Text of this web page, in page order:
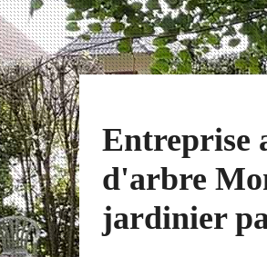
Entreprise
d'arbre
jardinier